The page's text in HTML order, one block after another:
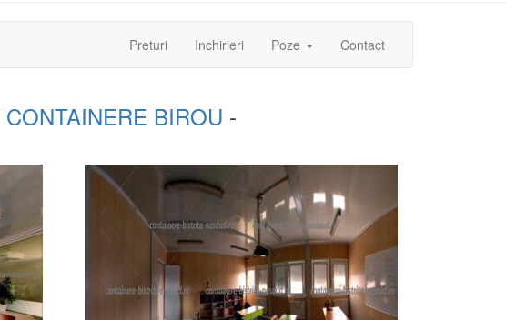
Preturi(current)Inchirieri Poze Contact
CONTAINERE BIROU -